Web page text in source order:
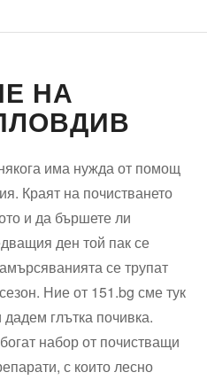
НА
има нужда от помощ
Краят на почистването
и да бършете ли
ден той пак се
се трупат
Ние от 151.bg сме тук
глътка почивка.
набор от почистващи
с които лесно